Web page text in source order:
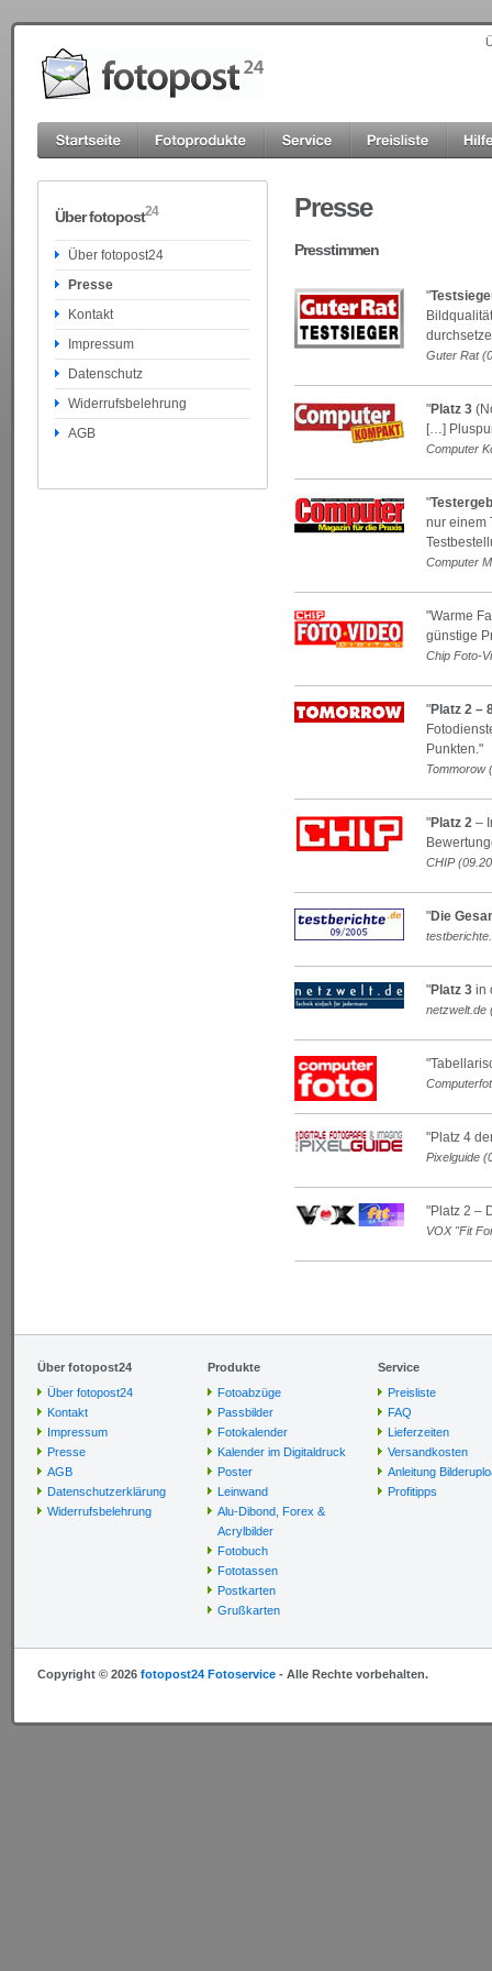
Über fotopost24
Über fotopost24
Presse
Kontakt
Impressum
Datenschutz
Widerrufsbelehrung
AGB
Presse
Presstimmen
"
Guter Rat
"Platz 3
[…]
Computer
"
nur einem
Computer
"Warme
günstige
Chip Foto-
"Platz 2 –
Punkten."
Tommorow
"Platz 2 –
CHIP
"Die
"Platz 3 in
netzwelt.de
"Platz 4
Pixelguide
"Platz 2 –
VOX "Fit
Über fotopost24
Über fotopost24
Kontakt
Impressum
Presse
AGB
Datenschutzerklärung
Widerrufsbelehrung
Produkte
Fotoabzüge
Passbilder
Fotokalender
Kalender im Digitaldruck
Poster
Leinwand
Alu-Dibond, Forex &
Acrylbilder
Fotobuch
Fototassen
Postkarten
Grußkarten
Service
Preisliste
FAQ
Lieferzeiten
Versandkosten
Anleitung
Profitipps
Copyright © 2026 fotopost24 Fotoservice - Alle Rechte vorbehalten.